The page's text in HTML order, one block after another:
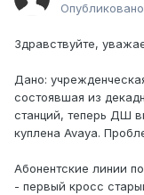
Опубликовано
Здравствуйте,
Дано:
состоявшая из
станций, теперь ДШ
куплена Avaya.
Абонентские линии
- первый кросс